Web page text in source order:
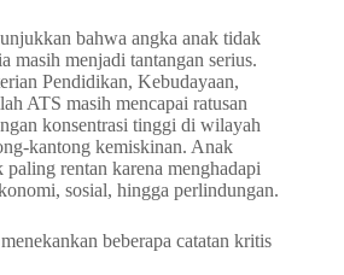
bahwa angka anak tidak
masih menjadi tantangan serius.
Pendidikan, Kebudayaan,
ATS masih mencapai ratusan
konsentrasi tinggi di wilayah
kantong kemiskinan. Anak
rentan karena menghadapi
sosial, hingga perlindungan.
beberapa catatan kritis